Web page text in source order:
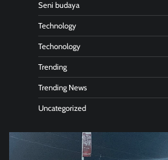
Seni budaya
Technology
Techonology
Trending
Trending News
Uncategorized